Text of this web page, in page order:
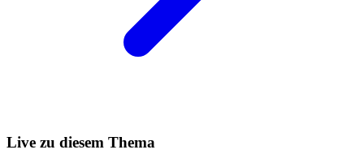
Live zu diesem Thema